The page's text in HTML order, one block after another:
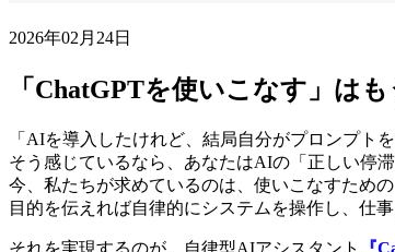
2026年02月24日
「ChatGPTを使いこなす」は
「AIを導入したけれど、結局自分がプロンプ
そう感じているなら、あなたはAIの「正しい停
今、私たちが求めているのは、使いこなすため
目的を伝えれば自律的にシステムを操作し、仕
それを実現するのが、自律型AIアシスタント 『